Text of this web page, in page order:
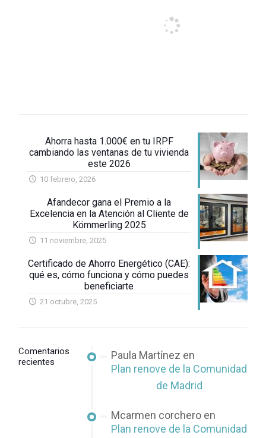
Ahorra hasta 1.000€ en tu IRPF
cambiando las ventanas de tu vivienda
este 2026
10 febrero, 2026
Afandecor gana el Premio a la
Excelencia en la Atención al Cliente de
Kömmerling 2025
11 noviembre, 2025
Certificado de Ahorro Energético (CAE):
qué es, cómo funciona y cómo puedes
beneficiarte
21 octubre, 2025
Comentarios
recientes
Paula Martínez en
Plan renove de la Comunidad
de Madrid
Mcarmen corchero en
Plan renove de la Comunidad